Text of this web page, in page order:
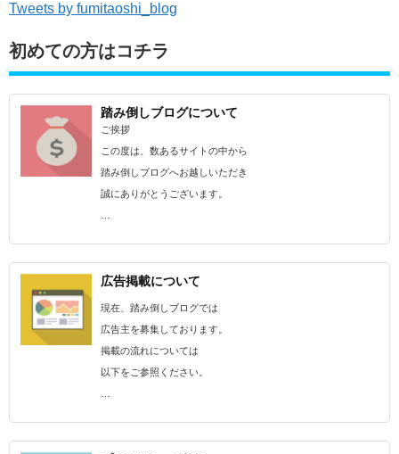
Tweets by fumitaoshi_blog
初めての方はコチラ
踏み倒しブログについて
ご挨拶
この度は、数あるサイトの中から
踏み倒しブログへお越しいただき
誠にありがとうございます。
…
広告掲載について
現在、踏み倒しブログでは
広告主を募集しております。
掲載の流れについては
以下をご参照ください。
…